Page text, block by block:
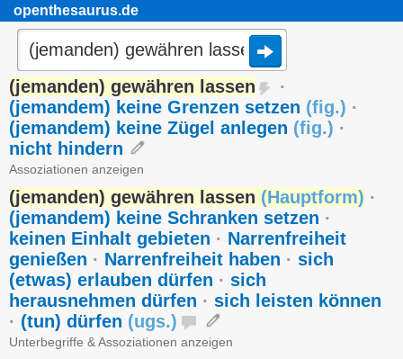
openthesaurus.de
(jemanden) gewähren lassen
·
(jemandem) keine Grenzen setzen (fig.) ·
(jemandem) keine Zügel anlegen (fig.) ·
nicht hindern
Assoziationen anzeigen
(jemanden) gewähren lassen (Hauptform) ·
(jemandem) keine Schranken setzen ·
keinen Einhalt gebieten · Narrenfreiheit
genießen · Narrenfreiheit haben · sich
(etwas) erlauben dürfen · sich
herausnehmen dürfen · sich leisten können
· (tun) dürfen (ugs.)
Unterbegriffe & Assoziationen anzeigen